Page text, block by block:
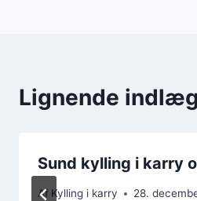
Lignende indlæg
Sund kylling i karry
Af Kylling i karry 28.